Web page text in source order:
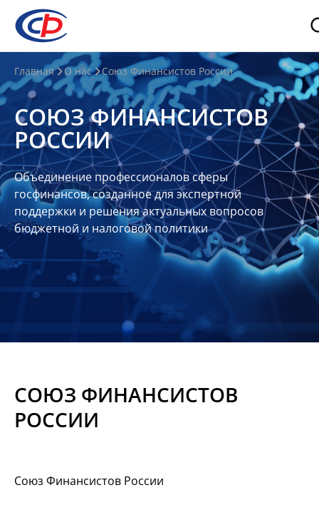
О
нас
О
СФР
Совет
Союза
Участники
Планы
отчеты
Контакты
Материалы
Главная О нас Союз Финансистов России
СОЮЗ ФИНАНСИСТОВ
РОССИИ
Объединение профессионалов сферы
госфинансов, созданное для экспертной
поддержки и решения актуальных вопросов
бюджетной и налоговой политики
СОЮЗ ФИНАНСИСТОВ
РОССИИ
Союз Финансистов России